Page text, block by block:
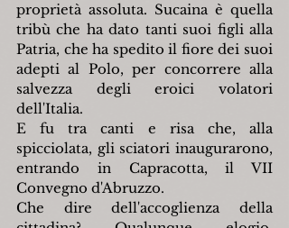
proprietà assoluta. Sucaina è quella
tribù che ha dato tanti suoi figli alla
Patria, che ha spedito il fiore dei suoi
adepti al Polo, per concorrere alla
salvezza degli eroici volatori
dell'Italia.
E fu tra canti e risa che, alla
spicciolata, gli sciatori inaugurarono,
entrando in Capracotta, il VII
Convegno d'Abruzzo.
Che dire dell'accoglienza della